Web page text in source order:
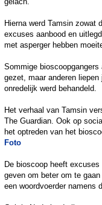
Hierna werd Tamsin zowat
excuses aanbood en
met asperger hebben
Sommige
gezet, maar anderen
onredelijk werd behandeld.
Het verhaal van Tamsin
The Guardian. Ook op
het optreden van het
Foto
De bioscoop heeft
geven om beter om te
een woordvoerder namens